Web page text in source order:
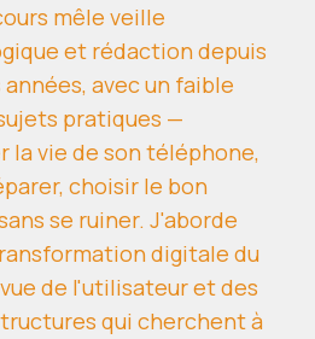
mêle veille
et rédaction depuis
avec un faible
pratiques —
la vie de son téléphone,
choisir le bon
se ruiner. J'aborde
digitale du
de l'utilisateur et des
qui cherchent à